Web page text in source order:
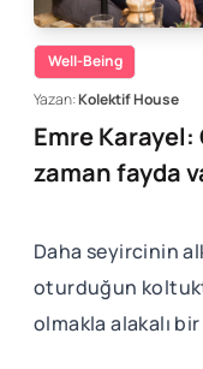
Well-Being
Yazan:Kolektif House
Emre
zaman fayda
Daha seyircinin
oturduğun
olmakla alakalı